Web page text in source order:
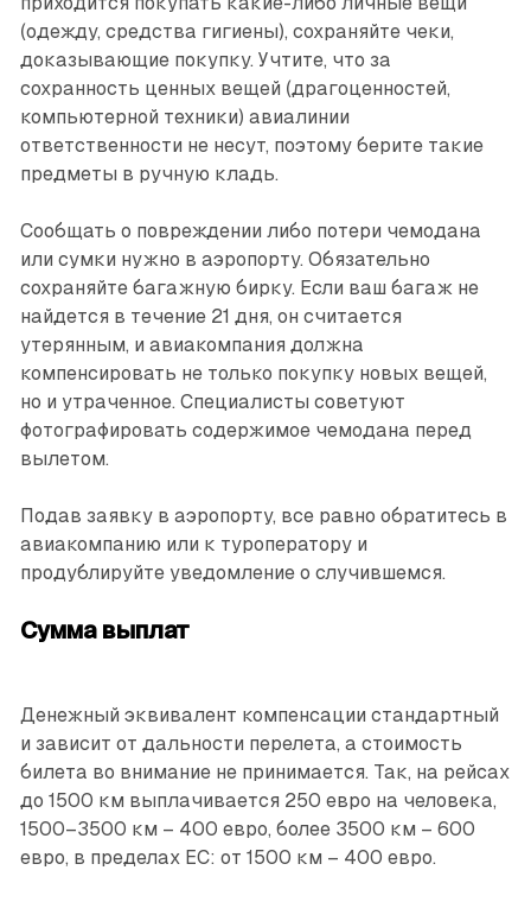
(одежду, средства гигиены), сохраняйте чеки,
доказывающие покупку. Учтите, что за
сохранность ценных вещей (драгоценностей,
компьютерной техники) авиалинии
ответственности не несут, поэтому берите такие
предметы в ручную кладь.
Сообщать о повреждении либо потери чемодана
или сумки нужно в аэропорту. Обязательно
сохраняйте багажную бирку. Если ваш багаж не
найдется в течение 21 дня, он считается
утерянным, и авиакомпания должна
компенсировать не только покупку новых вещей,
но и утраченное. Специалисты советуют
фотографировать содержимое чемодана перед
вылетом.
Подав заявку в аэропорту, все равно обратитесь в
авиакомпанию или к туроператору и
продублируйте уведомление о случившемся.
Сумма выплат
Денежный эквивалент компенсации стандартный
и зависит от дальности перелета, а стоимость
билета во внимание не принимается. Так, на рейсах
до 1500 км выплачивается 250 евро на человека,
1500–3500 км – 400 евро, более 3500 км – 600
евро, в пределах ЕС: от 1500 км – 400 евро.